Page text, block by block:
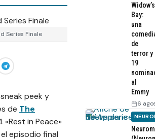
Series Finale
peek y
de The
«Rest in Peace»
episodio final
Widow’s
Bay:
una
de
terror y
19
al
Emmy
6